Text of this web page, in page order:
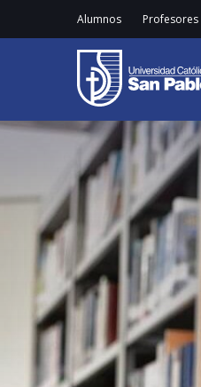
Alumnos Profesores